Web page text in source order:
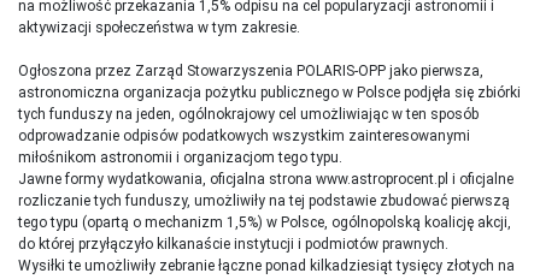
na możliwość przekazania 1,5% odpisu na cel popularyzacji astronomii i
aktywizacji społeczeństwa w tym zakresie.
Ogłoszona przez Zarząd Stowarzyszenia POLARIS-OPP jako pierwsza,
astronomiczna organizacja pożytku publicznego w Polsce podjęła się zbiórki
tych funduszy na jeden, ogólnokrajowy cel umożliwiając w ten sposób
odprowadzanie odpisów podatkowych wszystkim zainteresowanymi
miłośnikom astronomii i organizacjom tego typu.
Jawne formy wydatkowania, oficjalna strona www.astroprocent.pl i oficjalne
rozliczanie tych funduszy, umożliwiły na tej podstawie zbudować pierwszą
tego typu (opartą o mechanizm 1,5%) w Polsce, ogólnopolską koalicję akcji,
do której przyłączyło kilkanaście instytucji i podmiotów prawnych.
Wysiłki te umożliwiły zebranie łączne ponad kilkadziesiąt tysięcy złotych na